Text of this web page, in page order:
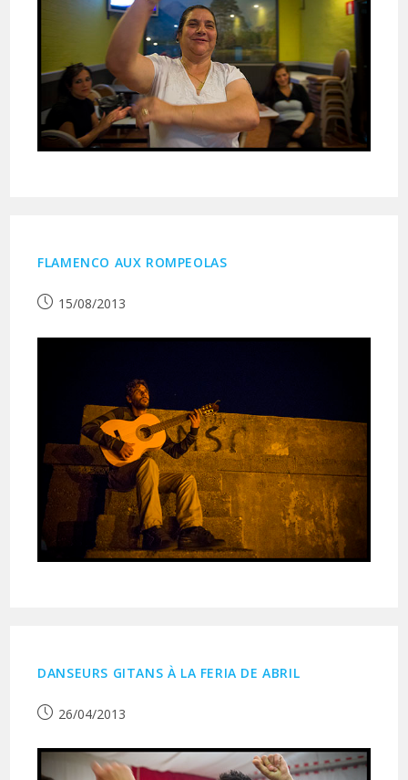
FLAMENCO AUX ROMPEOLAS
Publication
15/08/2013
DANSEURS GITANS À LA FERIA DE ABRIL
Publication
26/04/2013